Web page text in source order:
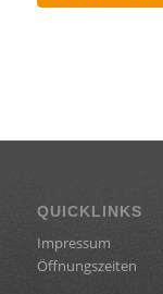
QUICKLINKS
Impressum
Öffnungszeiten